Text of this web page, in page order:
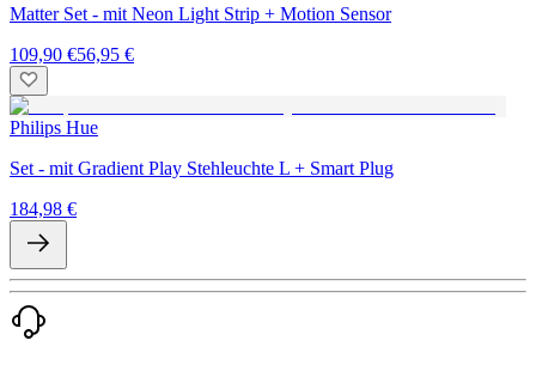
Matter Set - mit Neon Light Strip + Motion Sensor
109,90 €56,95 €
Philips Hue
Set - mit Gradient Play Stehleuchte L + Smart Plug
184,98 €